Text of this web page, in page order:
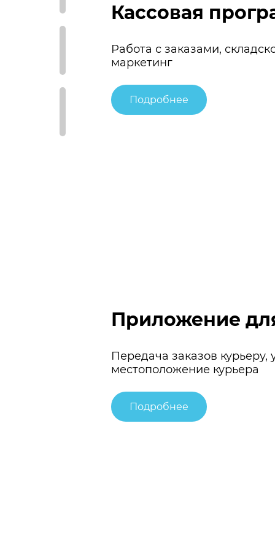
Кассовая
Работа с заказами,
маркетинг
Подробнее
Приложение
Передача заказов курьеру,
местоположение курьера
Подробнее